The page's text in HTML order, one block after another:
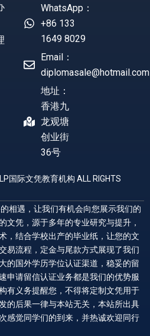
WhatsApp：
+86 133
1649 8029
Email：
diplomasale@hotmail.com
地址：
香港九
龙观塘
创业街
36号
国际文凭教育机构 ALL RIGHTS
相遇，让我们有机会向您展示我们的
文凭，源于多年的专业研究与提升，
，结合学校出产的毕业纸，让您的文
易流程，定金与尾款方式展现了我们
的国外学历学位认证渠道，稳妥的留
申请留信认证业务都是我们的优势服
有义务提醒您，不得将定制文凭用于
的后果一律与本站无关，本站所出具
感觉同学们的到来，并热诚欢迎同行